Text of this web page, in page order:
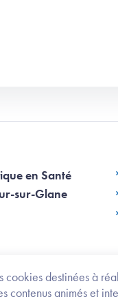
destinées à
animés et
en Santé
sur-Glane